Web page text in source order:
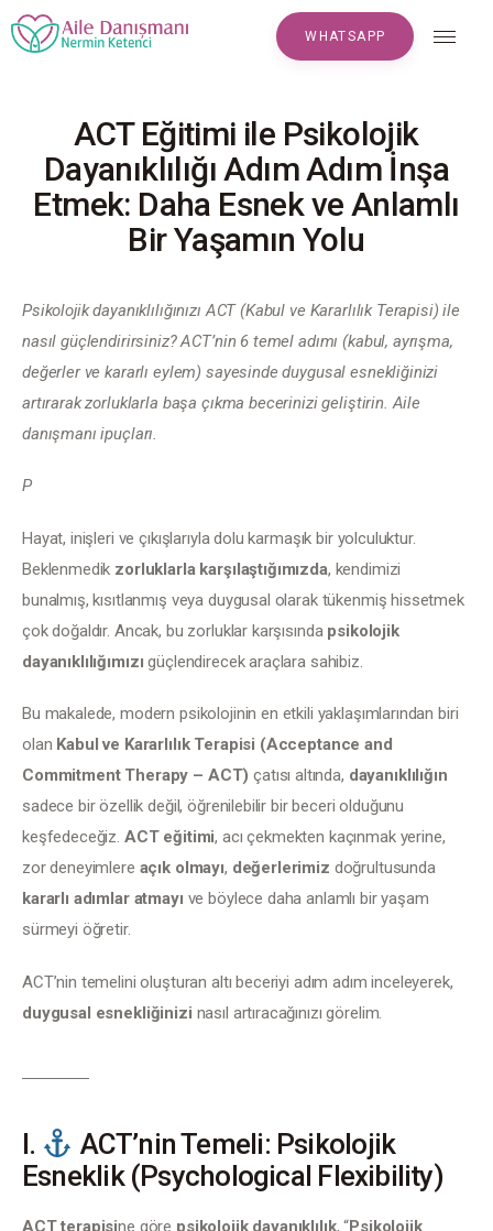
WHATSAPP
Anasayfa
Hakkımızda
S.S.S
Yorumlar
Randevu
ACT Eğitimi ile Psikolojik
Dayanıklılığı Adım Adım İnşa
Etmek: Daha Esnek ve Anlamlı
Bir Yaşamın Yolu
Psikolojik dayanıklılığınızı ACT (Kabul ve Kararlılık Terapisi) ile
nasıl güçlendirirsiniz? ACT’nin 6 temel adımı (kabul, ayrışma,
değerler ve kararlı eylem) sayesinde duygusal esnekliğinizi
artırarak zorluklarla başa çıkma becerinizi geliştirin. Aile
danışmanı ipuçları.
P
Hayat, inişleri ve çıkışlarıyla dolu karmaşık bir yolculuktur.
Beklenmedik zorluklarla karşılaştığımızda, kendimizi
bunalmış, kısıtlanmış veya duygusal olarak tükenmiş hissetmek
çok doğaldır. Ancak, bu zorluklar karşısında psikolojik
dayanıklılığımızı güçlendirecek araçlara sahibiz.
Bu makalede, modern psikolojinin en etkili yaklaşımlarından biri
olan Kabul ve Kararlılık Terapisi (Acceptance and
Commitment Therapy – ACT) çatısı altında, dayanıklılığın
sadece bir özellik değil, öğrenilebilir bir beceri olduğunu
keşfedeceğiz. ACT eğitimi, acı çekmekten kaçınmak yerine,
zor deneyimlere açık olmayı, değerlerimiz doğrultusunda
kararlı adımlar atmayı ve böylece daha anlamlı bir yaşam
sürmeyi öğretir.
ACT’nin temelini oluşturan altı beceriyi adım adım inceleyerek,
duygusal esnekliğinizi nasıl artıracağınızı görelim.
I.
ACT’nin Temeli: Psikolojik
Esneklik (Psychological Flexibility)
ACT terapisine göre psikolojik dayanıklılık, “Psikolojik